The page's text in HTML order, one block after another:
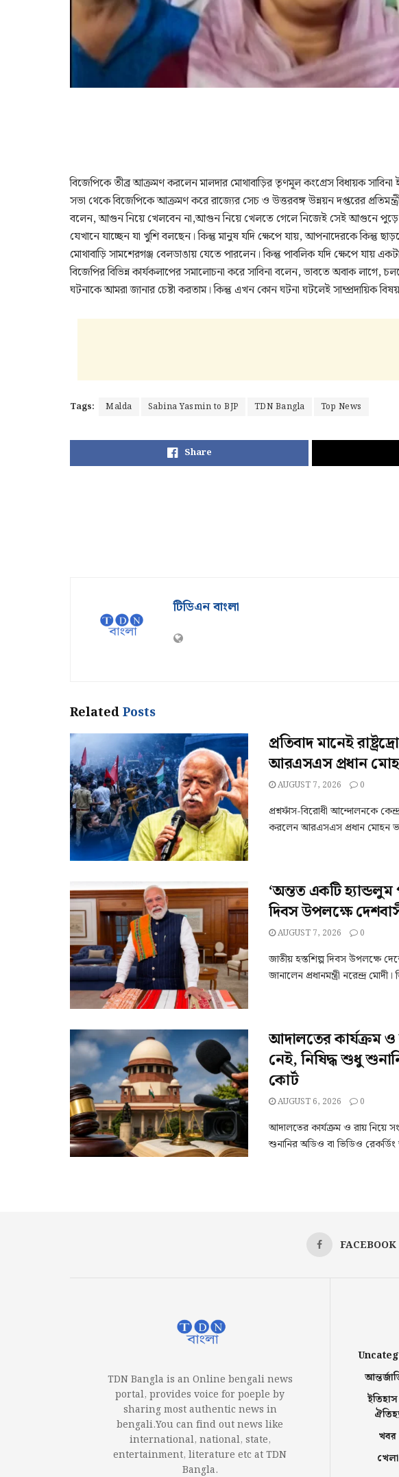
বিজেপিকে তীব্র আক্রমণ করলেন মালদার মোথাবাড়ির তৃণমূল কংগ্রেস বিধায়ক সাবিনা
সভা থেকে বিজেপিকে আক্রমণ করে রাজ্যের সেচ ও উত্তরবঙ্গ উন্নয়ন দপ্তরের
বলেন, আগুন নিয়ে খেলবেন না,আগুন নিয়ে খেলতে গেলে নিজেই সেই আগুনে পুড়ে
যেখানে যাচ্ছেন যা খুশি বলছেন। কিন্তু মানুষ যদি ক্ষেপে যায়, আপনাদেরকে কিন্তু
মোথাবাড়ি সামশেরগঞ্জ বেলডাঙায় যেতে পারলেন। কিন্তু পাবলিক যদি ক্ষেপে যায়
বিজেপির বিভিন্ন কার্যকলাপের সমালোচনা করে সাবিনা বলেন, ভাবতে অবাক
ঘটনাকে আমরা জানার চেষ্টা করতাম। কিন্তু এখন কোন ঘটনা ঘটলেই সাম্প্রদায়িক
Tags: Malda Sabina Yasmin to BJP TDN Bangla Top News
Share
টিডিএন বাংলা
RelatedPosts
প্রতিবাদ মানেই
আরএসএস প্রধান
AUGUST 7, 2026 0
প্রশ্নফাঁস-বিরোধী আন্দোলনকে
করলেন আরএসএস প্রধান মোহন
‘অন্তত একটি
দিবস উপলক্ষে
AUGUST 7, 2026 0
জাতীয় হস্তশিল্প দিবস উপলক্ষে
জানালেন প্রধানমন্ত্রী নরেন্দ্র
আদালতের কার্যক্রম ও
নেই, নিষিদ্ধ শুধু
কোর্ট
AUGUST 6, 2026 0
আদালতের কার্যক্রম ও রায় নিয়ে
শুনানির অডিও বা ভিডিও
FACEBOOK
TDN Bangla is an Online bengali news
portal, provides voice for poeple by
sharing most authentic news in
bengali.You can find out news like
international, national, state,
entertainment, literature etc at TDN
Bangla.
খবর
খেলা